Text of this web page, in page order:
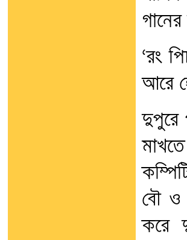
‘রং
আরে
দুপুরে
বৌ ও
করে